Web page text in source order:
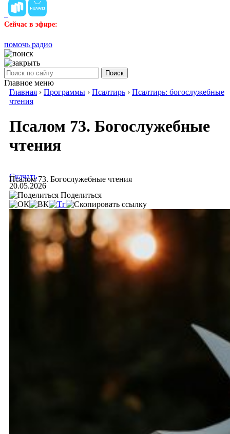
Сейчас в эфире:
помочь радио
Поиск
Главное меню
Главная › Программы › Псалтирь › Псалтирь: богослужебные
чтения
Псалом 73. Богослужебные
чтения
Псалом 73. Богослужебные чтения
Скачать
20.05.2026
Поделиться